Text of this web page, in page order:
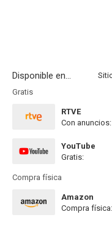
Disponible en...
Gratis
RTVE
Con anuncios:
YouTube
Gratis:
Compra física
Amazon
Compra física: